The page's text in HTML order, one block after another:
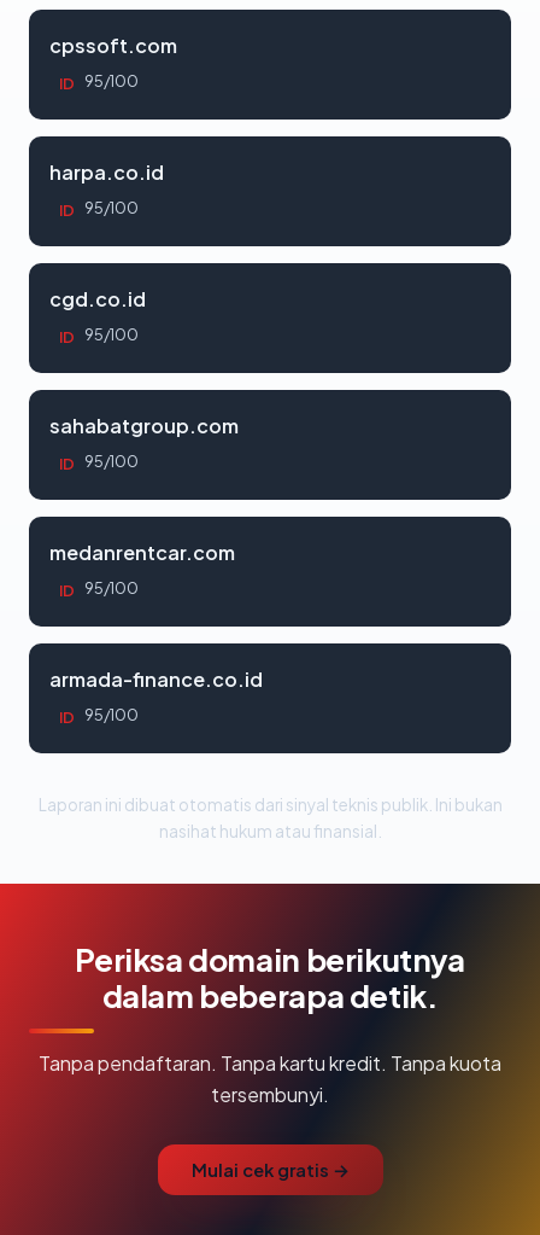
cpssoft.com
ID 95/100
harpa.co.id
ID 95/100
cgd.co.id
ID 95/100
sahabatgroup.com
ID 95/100
medanrentcar.com
ID 95/100
armada-finance.co.id
ID 95/100
Laporan ini dibuat otomatis dari sinyal teknis publik. Ini bukan
nasihat hukum atau finansial.
Periksa domain berikutnya
dalam beberapa detik.
Tanpa pendaftaran. Tanpa kartu kredit. Tanpa kuota
tersembunyi.
Mulai cek gratis →